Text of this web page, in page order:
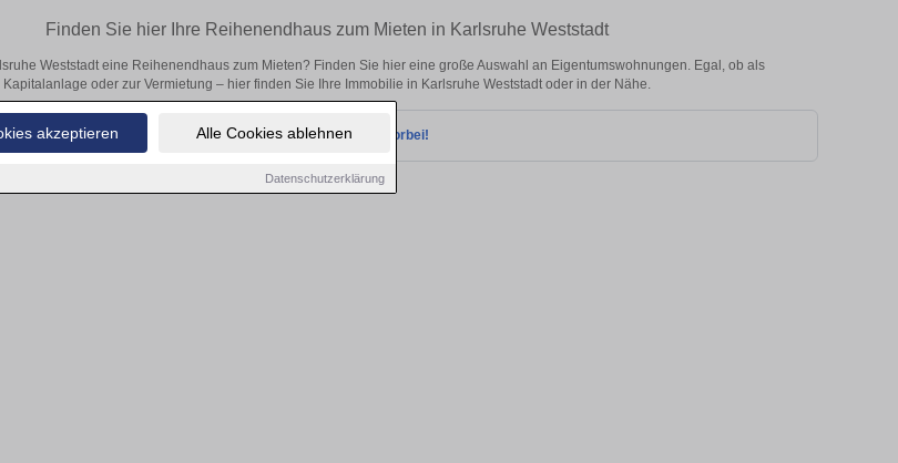
akzeptieren Alle Cookies ablehnen
Datenschutzerklärung
Finden Sie hier Ihre Reihenendhaus zum Mieten in Karlsruhe Weststadt
Weststadt eine Reihenendhaus zum Mieten? Finden Sie hier eine große Auswahl an Eigentumswohnungen. Egal, ob als
Kapitalanlage oder zur Vermietung – hier finden Sie Ihre Immobilie in Karlsruhe Weststadt oder in der Nähe.
keine passenden Objekte finden. Schauen Sie bald wieder vorbei!